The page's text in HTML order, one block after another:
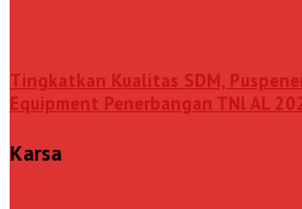
Tingkatkan Kualitas SDM,
Equipment Penerbangan TNl AL
Karsa